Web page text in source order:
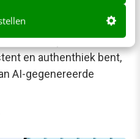
videocontent [4
optimaliseren?
en authenthiek bent,
AI-gegenereerde